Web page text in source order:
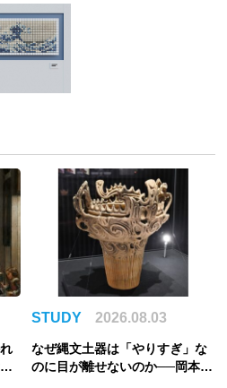
STUDY 2026.08.03
なぜ縄文土器は「やりすぎ」な
のに目が離せないのか──岡本太